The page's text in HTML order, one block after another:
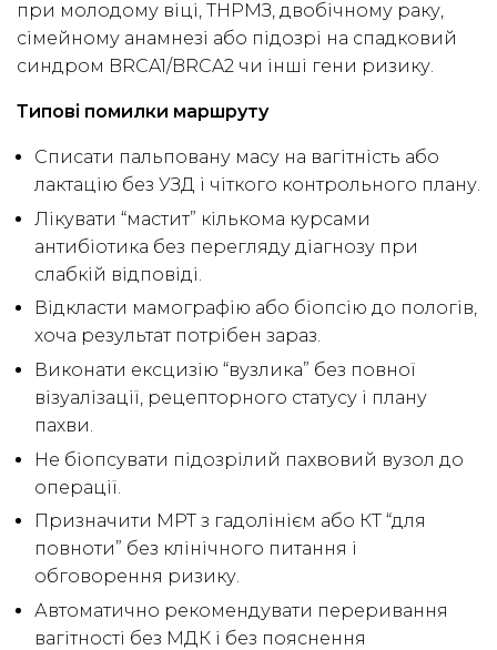
при молодому віці, ТНРМЗ, двобічному раку,
сімейному анамнезі або підозрі на спадковий
синдром BRCA1/BRCA2 чи інші гени ризику.
Типові помилки маршруту
Списати пальповану масу на вагітність або
лактацію без УЗД і чіткого контрольного плану.
Лікувати “мастит” кількома курсами
антибіотика без перегляду діагнозу при
слабкій відповіді.
Відкласти мамографію або біопсію до пологів,
хоча результат потрібен зараз.
Виконати ексцизію “вузлика” без повної
візуалізації, рецепторного статусу і плану
пахви.
Не біопсувати підозрілий пахвовий вузол до
операції.
Призначити МРТ з гадолінієм або КТ “для
повноти” без клінічного питання і
обговорення ризику.
Автоматично рекомендувати переривання
вагітності без МДК і без пояснення